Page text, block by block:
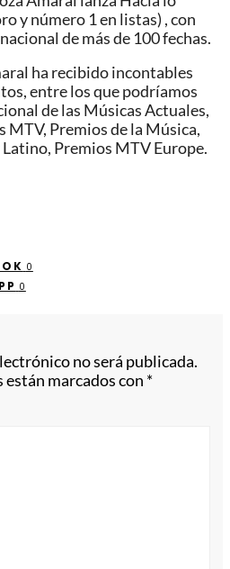
y número 1 en listas) , con
de más de 100 fechas.
ha recibido incontables
entre los que podríamos
de las Músicas Actuales,
MTV, Premios de la Música,
Premios MTV Europe.
0
0
no será publicada.
marcados con *